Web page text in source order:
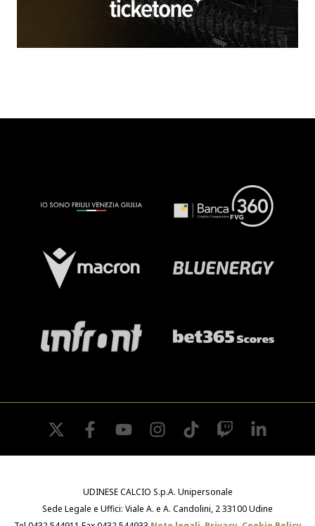
twitter facebookyoutube instagramtiktok twitch
UDINESE CALCIO S.p.A. Unipersonale
Sede Legale e Uffici: Viale A. e A. Candolini, 2 33100 Udine